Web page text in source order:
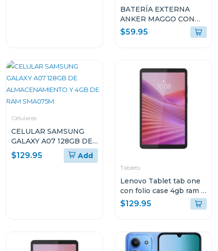
BATERÍA EXTERNA
ANKER MAGGO CON
SMART DISPLAY 27W
CARGA RÁPIDA 10K
$59.95
Celulares
CELULAR SAMSUNG
GALAXY A07 128GB DE
ALMACENAMIENTO Y
4GB DE RAM SMA075M
$129.95 Add
Tablets
Lenovo Tablet tab one
con folio case 4gb ram y
128gb de
almacenamiento wifi
$129.95